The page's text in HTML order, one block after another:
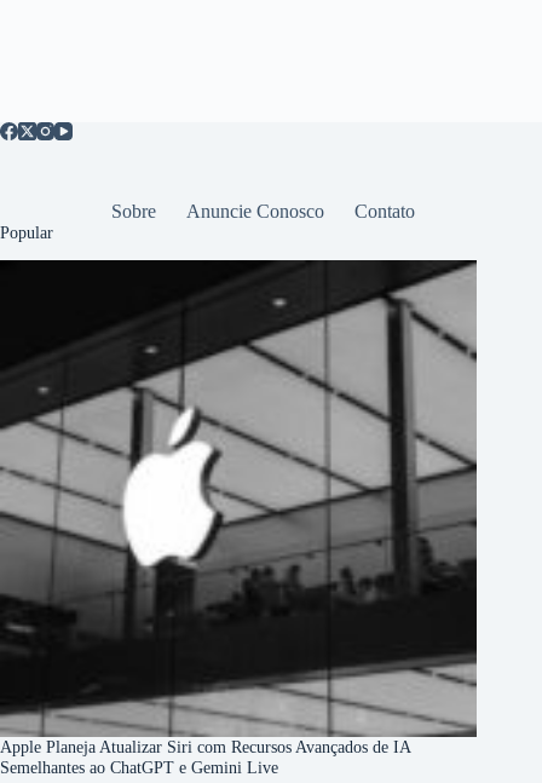
Sobre Anuncie Conosco Contato
Popular
Apple Planeja Atualizar Siri com Recursos Avançados de IA
Semelhantes ao ChatGPT e Gemini Live